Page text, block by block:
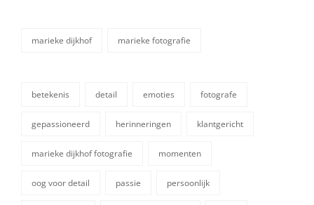
marieke dijkhof marieke fotografie
betekenis detail emoties fotografe
gepassioneerd herinneringen klantgericht
marieke dijkhof fotografie momenten
oog voor detail passie persoonlijk